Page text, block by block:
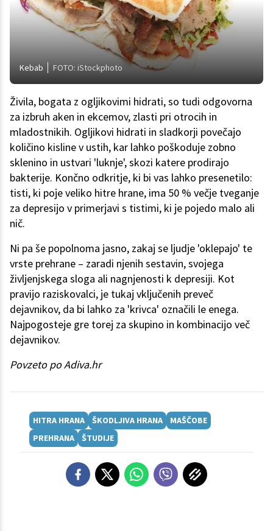
Kebab FOTO: iStockphoto
Živila, bogata z ogljikovimi hidrati, so tudi odgovorna
za izbruh aken in ekcemov, zlasti pri otrocih in
mladostnikih. Ogljikovi hidrati in sladkorji povečajo
količino kisline v ustih, kar lahko poškoduje zobno
sklenino in ustvari 'luknje', skozi katere prodirajo
bakterije. Končno odkritje, ki bi vas lahko presenetilo:
tisti, ki poje veliko hitre hrane, ima 50 % večje tveganje
za depresijo v primerjavi s tistimi, ki je pojedo malo ali
nič.
Ni pa še popolnoma jasno, zakaj se ljudje 'oklepajo' te
vrste prehrane – zaradi njenih sestavin, svojega
življenjskega sloga ali nagnjenosti k depresiji. Kot
pravijo raziskovalci, je tukaj vključenih preveč
dejavnikov, da bi lahko za 'krivca' označili le enega.
Najpogosteje gre torej za skupino in kombinacijo več
dejavnikov.
Povzeto po Adiva.hr
HITRA HRANA ŠKODLJIVA HRANA
MAŠČOBE
PREHRANA
ŠTUDIJE